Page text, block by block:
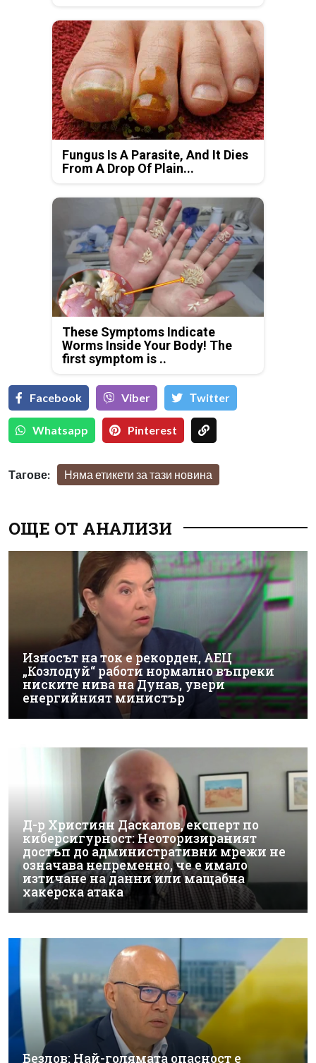
Fungus Is A Parasite, And It Dies
From A Drop Of Plain...
These Symptoms Indicate
Worms Inside Your Body! The
first symptom is ..
Facebook Viber Тwitter
Whatsapp Pinterest
Тагове: Няма етикети за тази новина
ОЩЕ ОТ АНАЛИЗИ
Износът на ток е рекорден, АЕЦ
„Козлодуй“ работи нормално въпреки
ниските нива на Дунав, увери
енергийният министър
Д-р Християн Даскалов, експерт по
киберсигурност: Неоторизираният
достъп до административни мрежи не
означава непременно, че е имало
изтичане на данни или мащабна
хакерска атака
Безлов: Най-голямата опасност е